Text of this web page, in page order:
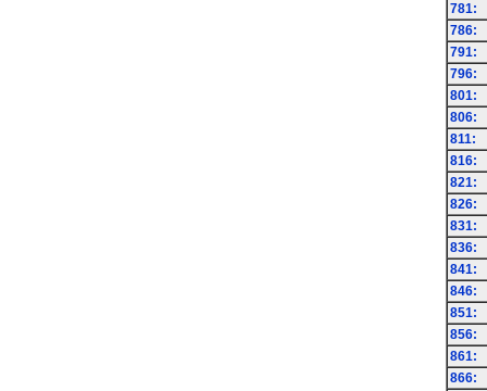
781:
786:
791:
796:
801:
806:
811:
816:
821:
826:
831:
836:
841:
846:
851:
856:
861:
866: